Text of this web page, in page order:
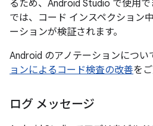
るため、Android Studio で使用
では、コード インスペクション
ーションが検証されます。
Android のアノテーションについ
ョンによるコード検査の改善を
ログ メッセージ